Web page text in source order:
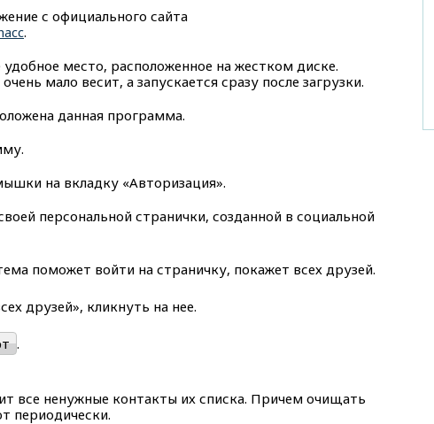
с официального сайта
.
место, расположенное на жестком диске.
мало весит, а запускается сразу после загрузки.
данная программа.
на вкладку «Авторизация».
персональной странички, созданной в социальной
поможет войти на страничку, покажет всех друзей.
друзей», кликнуть на нее.
.
все ненужные контакты их списка. Причем очищать
периодически.